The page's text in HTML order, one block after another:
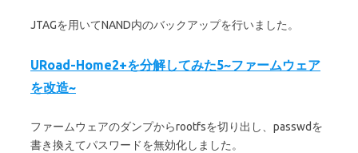
JTAGを用いてNAND内のバックアップを行いました。
URoad-Home2+を分解してみた5~ファームウェア
を改造~
ファームウェアのダンプからrootfsを切り出し、passwdを
書き換えてパスワードを無効化しました。